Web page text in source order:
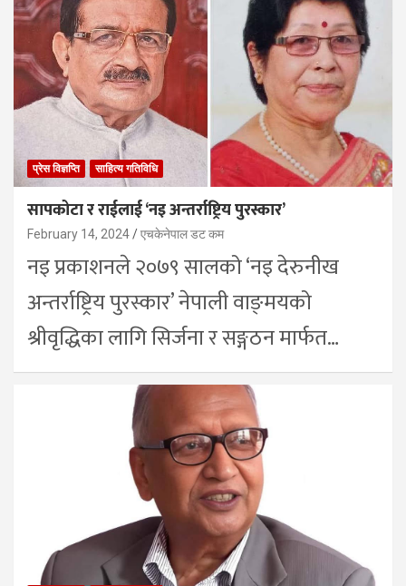
प्रेस विज्ञप्ति साहित्य गतिविधि
सापकोटा र राईलाई ‘नइ अन्तर्राष्ट्रिय पुरस्कार’
February 14, 2024 एचकेनेपाल डट कम
नइ प्रकाशनले २०७९ सालको ‘नइ देरुनीख
अन्तर्राष्ट्रिय पुरस्कार’ नेपाली वाङ्‍‍मयको
श्रीवृद्धिका लागि सिर्जना र सङ्गठन मार्फत…